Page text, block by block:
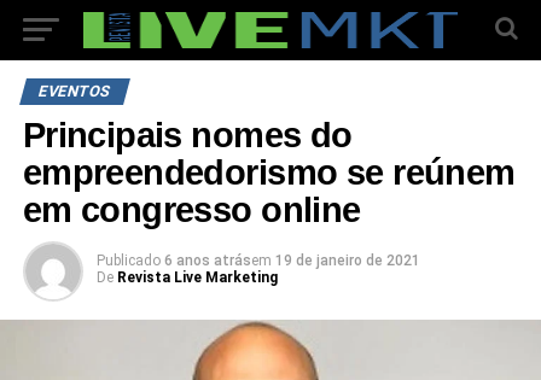
EVENTOS
Principais nomes do
empreendedorismo se reúnem
em congresso online
Publicado 6 anos atrásem 19 de janeiro de 2021
De Revista Live Marketing